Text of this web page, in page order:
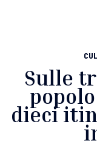
Sulle
dieci